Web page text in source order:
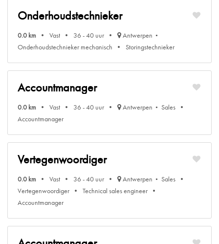
Onderhoudstechnieker
0.0 km Vast 36 - 40 uur
Antwerpen
Onderhoudstechnieker mechanisch
Storingstechnieker
Accountmanager
0.0 km Vast 36 - 40 uur Antwerpen
Sales
Accountmanager
Vertegenwoordiger
0.0 km Vast 36 - 40 uur Antwerpen
Sales
Vertegenwoordiger
Technical sales engineer
Accountmanager